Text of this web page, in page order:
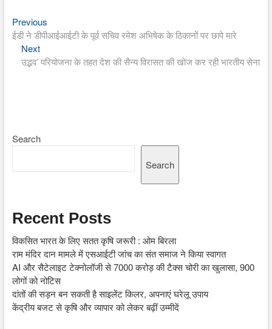
Post
navigation
PreviousPrevious
post:
ईडी ने डीपीआईआईटी के पूर्व सचिव रमेश अभिषेक के ठिकानों पर छापे मारे
NextNext
post:
उद्भव’ परियोजना के तहत देश की सैन्य विरासत की खोज कर रही भारतीय सेना
Search
Search
Recent Posts
विकसित भारत के लिए सतत कृषि जरूरी : ओम बिरला
राम मंदिर दान मामले में एसआईटी जांच का संत समाज ने किया स्वागत
AI और सैटेलाइट टेक्नोलॉजी से 7000 करोड़ की टैक्स चोरी का खुलासा, 900
लोगों को नोटिस
दांतों की सड़न बन सकती है साइलेंट किलर, अपनाएं घरेलू उपाय
केंद्रीय बजट से कृषि और व्यापार को लेकर बढ़ीं उम्मीदें